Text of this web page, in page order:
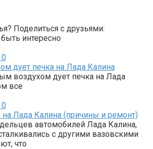
Поделиться с друзьями:
интересно
0
дует печка на Лада Калина
воздухом дует печка на Лада
все
0
на Лада Калина (причины и ремонт)
автомобилей Лада Калина,
с другими вазовскими
что